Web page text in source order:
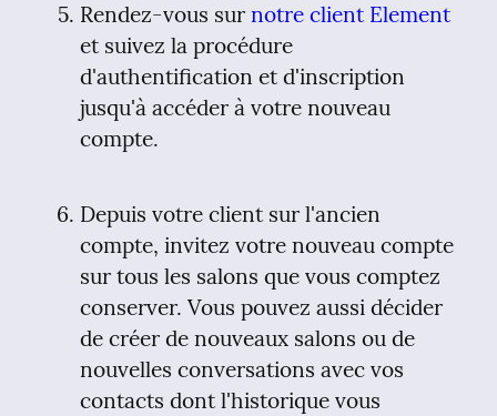
Rendez-vous sur notre client Element
et suivez la procédure
d'authentification et d'inscription
jusqu'à accéder à votre nouveau
compte.
Depuis votre client sur l'ancien
compte, invitez votre nouveau compte
sur tous les salons que vous comptez
conserver. Vous pouvez aussi décider
de créer de nouveaux salons ou de
nouvelles conversations avec vos
contacts dont l'historique vous